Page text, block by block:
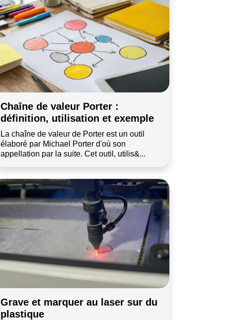
Chaîne de valeur Porter :
définition, utilisation et exemple
La chaîne de valeur de Porter est un outil
élaboré par Michael Porter d'où son
appellation par la suite. Cet outil, utilis&...
Grave et marquer au laser sur du
plastique